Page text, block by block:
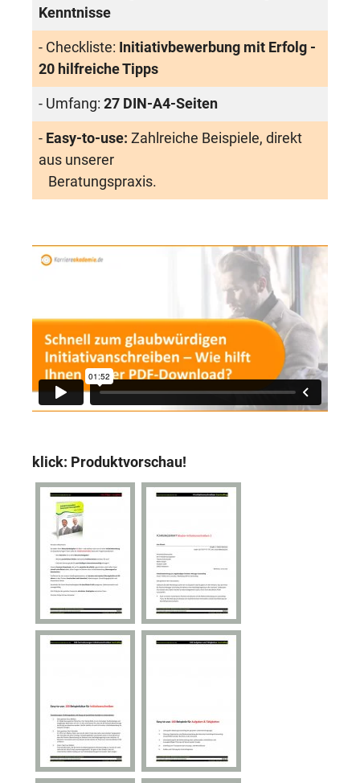
Kenntnisse
- Checkliste: Initiativbewerbung mit Erfolg -
20 hilfreiche Tipps
- Umfang: 27 DIN-A4-Seiten
- Easy-to-use: Zahlreiche Beispiele, direkt
aus unserer
Beratungspraxis.
klick: Produktvorschau!